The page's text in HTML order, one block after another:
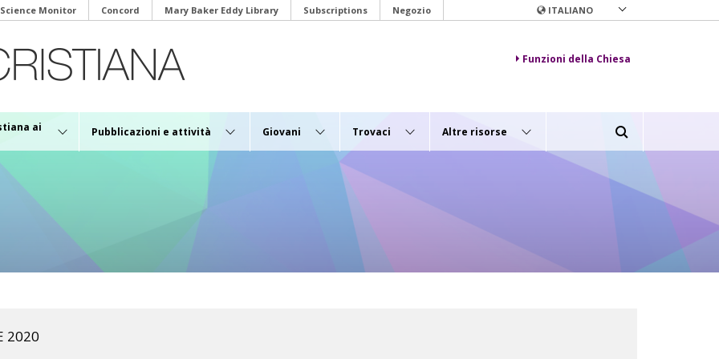
Monitor Concord Mary Baker Eddy Library Subscriptions Negozio ITALIANO
Funzioni della Chiesa
ai Pubblicazioni e attività Giovani Trovaci Altre risorse
2020